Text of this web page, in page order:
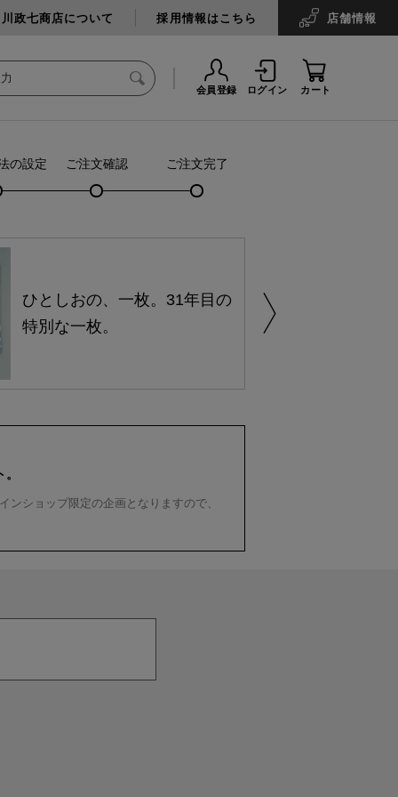
政七商店について 採用情報はこちら 店舗情報
会員登録 ログイン カート
の設定 ご注文確認 ご注文完了
ひとしおの、一枚。31年目の
特別な一枚。
ショップ限定の企画となりますので、